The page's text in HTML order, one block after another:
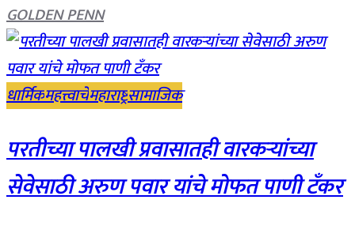
GOLDEN PENN
धार्मिकमहत्त्वाचेमहाराष्ट्रसामाजिक
परतीच्या पालखी प्रवासातही वारकऱ्यांच्या
सेवेसाठी अरुण पवार यांचे मोफत पाणी टँकर